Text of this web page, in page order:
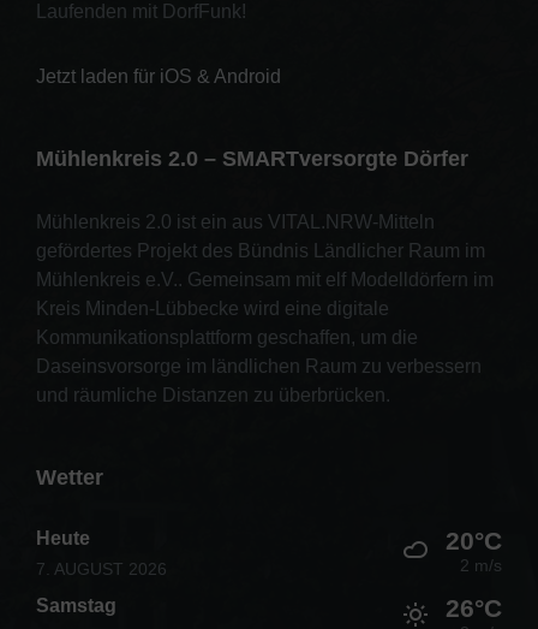
Laufenden mit DorfFunk!
Jetzt laden für iOS & Android
Mühlenkreis 2.0 – SMARTversorgte Dörfer
Mühlenkreis 2.0 ist ein aus VITAL.NRW-Mitteln
gefördertes Projekt des Bündnis Ländlicher Raum im
Mühlenkreis e.V.. Gemeinsam mit elf Modelldörfern im
Kreis Minden-Lübbecke wird eine digitale
Kommunikationsplattform geschaffen, um die
Daseinsvorsorge im ländlichen Raum zu verbessern
und räumliche Distanzen zu überbrücken.
Wetter
Heute
7. AUGUST 2026
20°C
2 m/s
Samstag 26°C